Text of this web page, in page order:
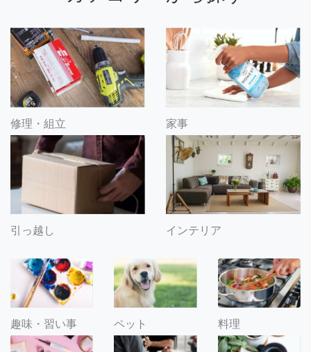
修理・組立 家事
引っ越し インテリア
趣味・習い事 ペット 料理